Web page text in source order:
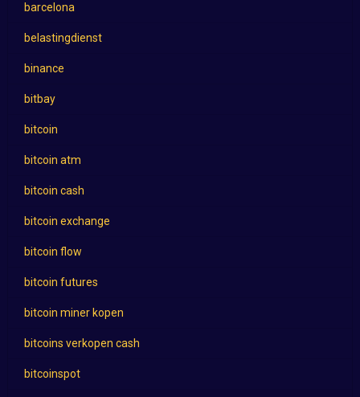
barcelona
belastingdienst
binance
bitbay
bitcoin
bitcoin atm
bitcoin cash
bitcoin exchange
bitcoin flow
bitcoin futures
bitcoin miner kopen
bitcoins verkopen cash
bitcoinspot